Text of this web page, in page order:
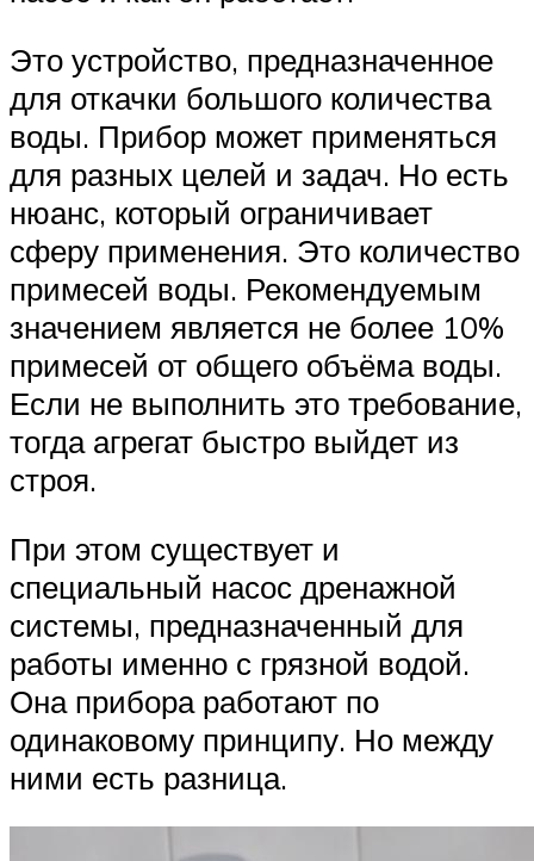
Это устройство, предназначенное
для откачки большого количества
воды. Прибор может применяться
для разных целей и задач. Но есть
нюанс, который ограничивает
сферу применения. Это количество
примесей воды. Рекомендуемым
значением является не более 10%
примесей от общего объёма воды.
Если не выполнить это требование,
тогда агрегат быстро выйдет из
строя.
При этом существует и
специальный насос дренажной
системы, предназначенный для
работы именно с грязной водой.
Она прибора работают по
одинаковому принципу. Но между
ними есть разница.